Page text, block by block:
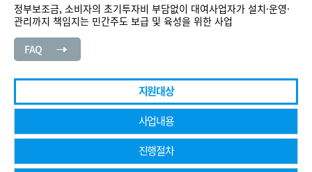
정부보조금, 소비자의 초기투자비 부담없이 대여사업자가 설치·운영·
관리까지 책임지는 민간주도 보급 및 육성을 위한 사업
FAQ
지원대상
사업내용
진행절차